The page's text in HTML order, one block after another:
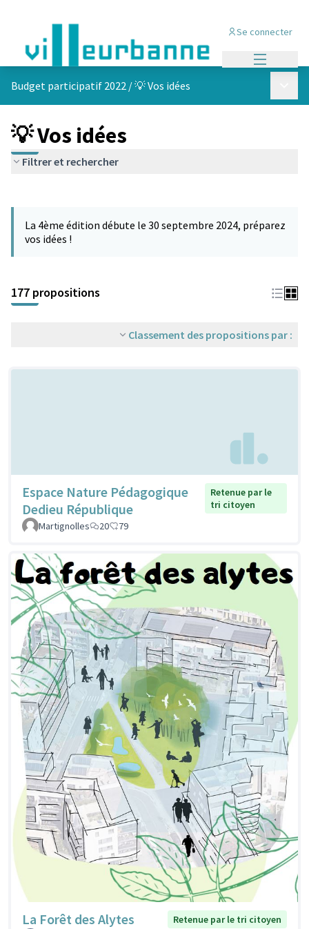
Se connecter
Budget participatif 2022 /💡 Vos idées
💡 Vos idées
Filtrer et rechercher
−
La 4ème édition débute le 30 septembre 2024, préparez
vos idées !
177 propositions
Classement des propositions par :
Espace Nature Pédagogique
Dedieu République
Retenue par le
tri citoyen
Martignolles
20 79
La Forêt des Alytes
Retenue par le tri citoyen